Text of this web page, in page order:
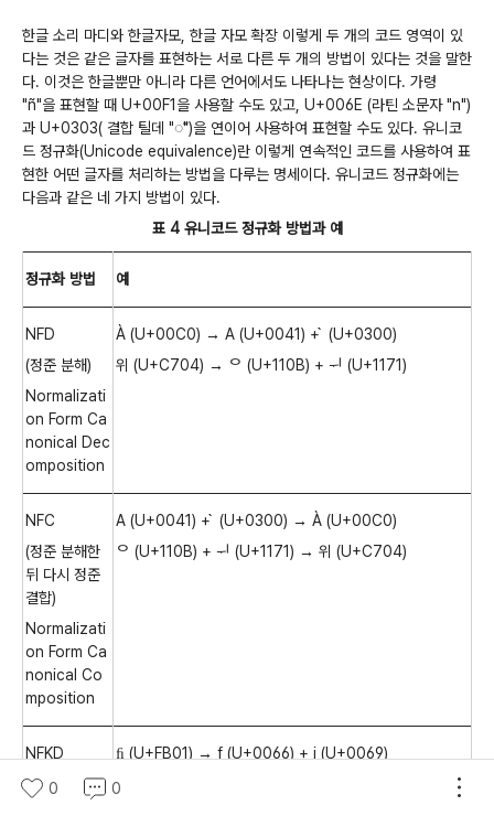
한글 소리 마디와 한글자모, 한글 자모 확장 이렇게 두 개의 코드 영역이 있
다는 것은 같은 글자를 표현하는 서로 다른 두 개의 방법이 있다는 것을 말한
다. 이것은 한글뿐만 아니라 다른 언어에서도 나타나는 현상이다. 가령
"ñ"을 표현할 때 U+00F1을 사용할 수도 있고, U+006E (라틴 소문자 "n")
과 U+0303( 결합 틸데 "◌̃")을 연이어 사용하여 표현할 수도 있다. 유니코
드 정규화(Unicode equivalence)란 이렇게 연속적인 코드를 사용하여 표
현한 어떤 글자를 처리하는 방법을 다루는 명세이다. 유니코드 정규화에는
다음과 같은 네 가지 방법이 있다.
표 4 유니코드 정규화 방법과 예
정규화 방법 예
NFD
(정준 분해)
Normalizati
on Form Ca
nonical Dec
omposition
À (U+00C0) → A (U+0041) + ̀ (U+0300)
위 (U+C704) → ᄋ (U+110B) + ᅱ (U+1171)
NFC
(정준 분해한
뒤 다시 정준
결합)
Normalizati
on Form Ca
nonical Co
mposition
A (U+0041) + ̀ (U+0300) → À (U+00C0)
ᄋ (U+110B) + ᅱ (U+1171) → 위 (U+C704)
NFKD
(호환 분해)
ﬁ (U+FB01) → f (U+0066) + i (U+0069)
0
0